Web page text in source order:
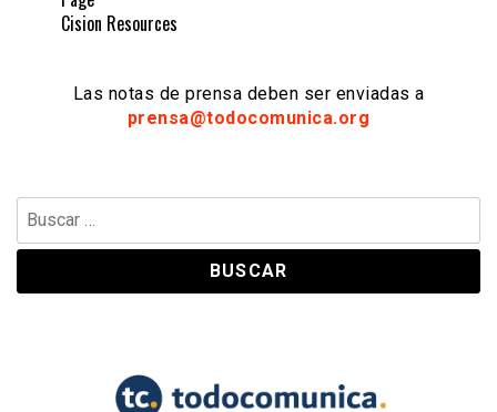
Cision Resources
Las notas de prensa deben ser enviadas a
prensa@todocomunica.org
Buscar: